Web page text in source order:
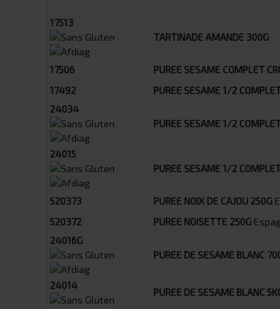
17513
TARTINADE AMANDE 300G
17506 PUREE SESAME COMPLET
17492
PUREE SESAME 1/2
24034
PUREE SESAME 1/2
24015
PUREE SESAME 1/2
520373 PUREE NOIX DE CAJOU 250G
520372
PUREE NOISETTE 250G
24016G
PUREE DE SESAME BLANC
24014
PUREE DE SESAME BLANC